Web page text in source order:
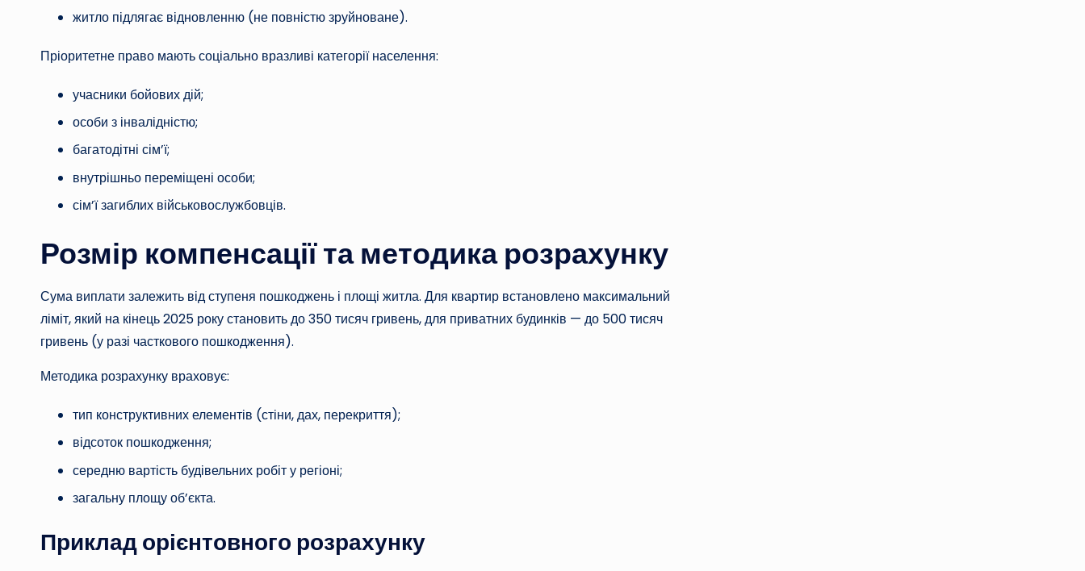
житло підлягає відновленню (не повністю зруйноване).
Пріоритетне право мають соціально вразливі категорії населення:
учасники бойових дій;
особи з інвалідністю;
багатодітні сім’ї;
внутрішньо переміщені особи;
сім’ї загиблих військовослужбовців.
Розмір компенсації та методика розрахунку
Сума виплати залежить від ступеня пошкоджень і площі житла. Для квартир встановлено максимальний
ліміт, який на кінець 2025 року становить до 350 тисяч гривень, для приватних будинків — до 500 тисяч
гривень (у разі часткового пошкодження).
Методика розрахунку враховує:
тип конструктивних елементів (стіни, дах, перекриття);
відсоток пошкодження;
середню вартість будівельних робіт у регіоні;
загальну площу об’єкта.
Приклад орієнтовного розрахунку